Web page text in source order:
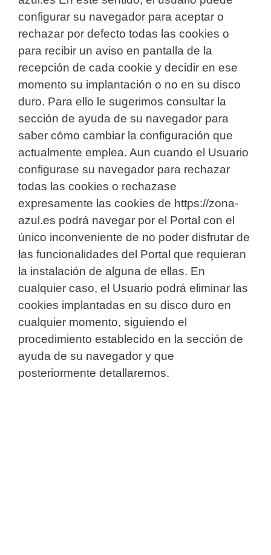
configurar su navegador para aceptar o
rechazar por defecto todas las cookies o
para recibir un aviso en pantalla de la
recepción de cada cookie y decidir en ese
momento su implantación o no en su disco
duro. Para ello le sugerimos consultar la
sección de ayuda de su navegador para
saber cómo cambiar la configuración que
actualmente emplea. Aun cuando el Usuario
configurase su navegador para rechazar
todas las cookies o rechazase
expresamente las cookies de https://zona-
azul.es podrá navegar por el Portal con el
único inconveniente de no poder disfrutar de
las funcionalidades del Portal que requieran
la instalación de alguna de ellas. En
cualquier caso, el Usuario podrá eliminar las
cookies implantadas en su disco duro en
cualquier momento, siguiendo el
procedimiento establecido en la sección de
ayuda de su navegador y que
posteriormente detallaremos.